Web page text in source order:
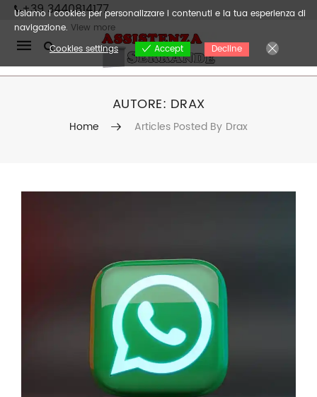
+39 3440814177
Mobile
navigation
AUTORE: DRAX
Home Articles Posted By Drax
Usiamo i cookies per personalizzare i contenuti e la tua esperienza di
navigazione. View more
Cookies settings
Accept Decline